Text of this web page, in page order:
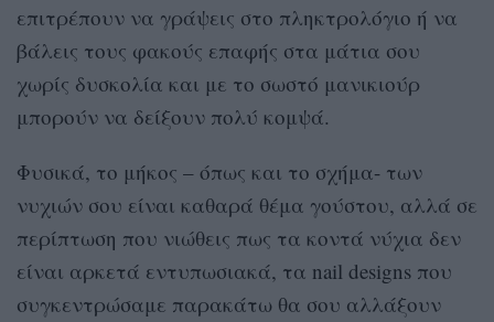
επιτρέπουν να γράψεις στο πληκτρολόγιο ή να
βάλεις τους φακούς επαφής στα μάτια σου
χωρίς δυσκολία και με το σωστό μανικιούρ
μπορούν να δείξουν πολύ κομψά.
Φυσικά, το μήκος – όπως και το σχήμα- των
νυχιών σου είναι καθαρά θέμα γούστου, αλλά σε
περίπτωση που νιώθεις πως τα κοντά νύχια δεν
είναι αρκετά εντυπωσιακά, τα nail designs που
συγκεντρώσαμε παρακάτω θα σου αλλάξουν